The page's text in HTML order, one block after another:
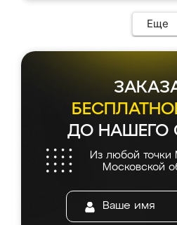
Еще
ДО НАШЕГО
Из любой точки
Московской